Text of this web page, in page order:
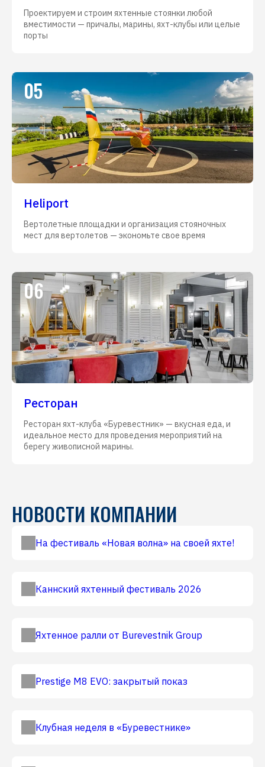
Проектируем и строим яхтенные стоянки любой
вместимости — причалы, марины, яхт-клубы или целые
порты
05
Heliport
Вертолетные площадки и организация стояночных
мест для вертолетов — экономьте свое время
06
Ресторан
Ресторан яхт-клуба «Буревестник» — вкусная еда, и
идеальное место для проведения мероприятий на
берегу живописной марины.
НОВОСТИ КОМПАНИИ
На фестиваль «Новая волна» на своей яхте!
Каннский яхтенный фестиваль 2026
Яхтенное ралли от Burevestnik Group
Prestige M8 EVO: закрытый показ
Клубная неделя в «Буревестнике»